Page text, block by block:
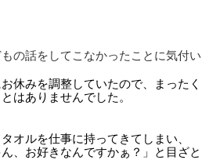
の話をしてこなかったことに気付い
休みを調整していたので、まったく
はありませんでした。
オルを仕事に持ってきてしまい、
、お好きなんですかぁ？」と目ざと